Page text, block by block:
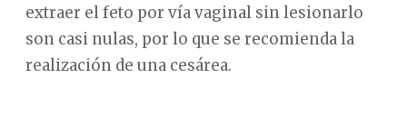
extraer el feto por vía vaginal sin lesionarlo
son casi nulas, por lo que se recomienda la
realización de una cesárea.